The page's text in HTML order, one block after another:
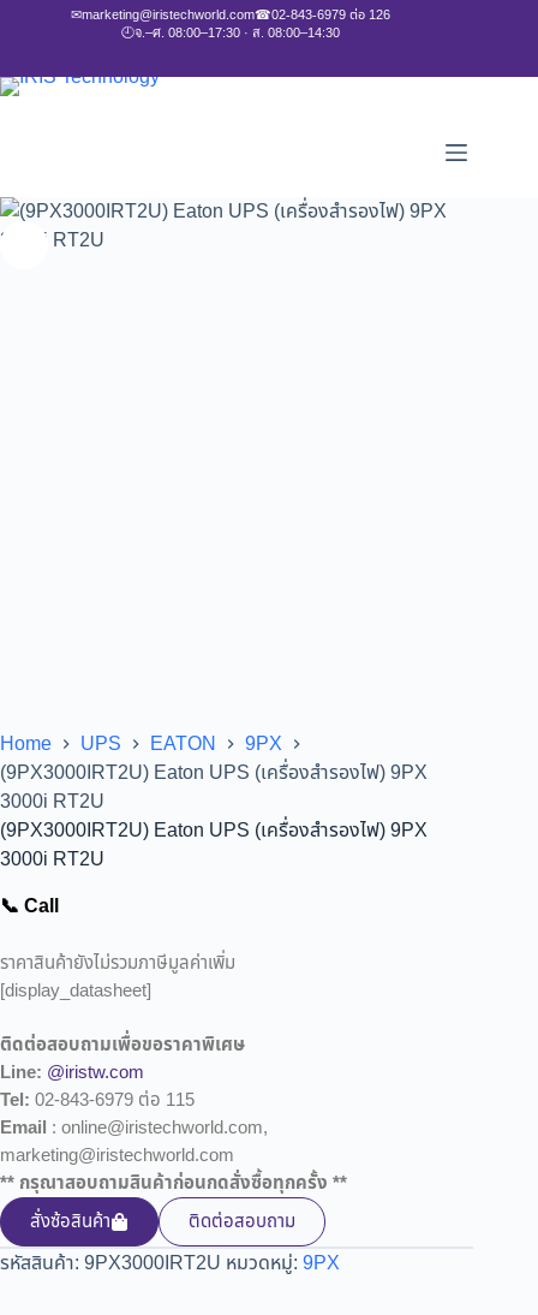
✉marketing@iristechworld.com☎02-843-6979 ต่อ 126
🕘จ.–ศ. 08:00–17:30 · ส. 08:00–14:30
Home UPS EATON
9PX
(9PX3000IRT2U) Eaton UPS (เครื่องสำรองไฟ) 9PX
3000i RT2U
(9PX3000IRT2U) Eaton UPS (เครื่องสำรองไฟ) 9PX
3000i RT2U
📞 Call
ราคาสินค้ายังไม่รวมภาษีมูลค่าเพิ่ม
[display_datasheet]
ติดต่อสอบถามเพื่อขอราคาพิเศษ
Line: @iristw.com
Tel: 02-843-6979 ต่อ 115
Email : online@iristechworld.com,
marketing@iristechworld.com
** กรุณาสอบถามสินค้าก่อนกดสั่งซื้อทุกครั้ง **
สั่งซ้อสินค้า
ติดต่อสอบถาม
รหัสสินค้า: 9PX3000IRT2U หมวดหมู่: 9PX